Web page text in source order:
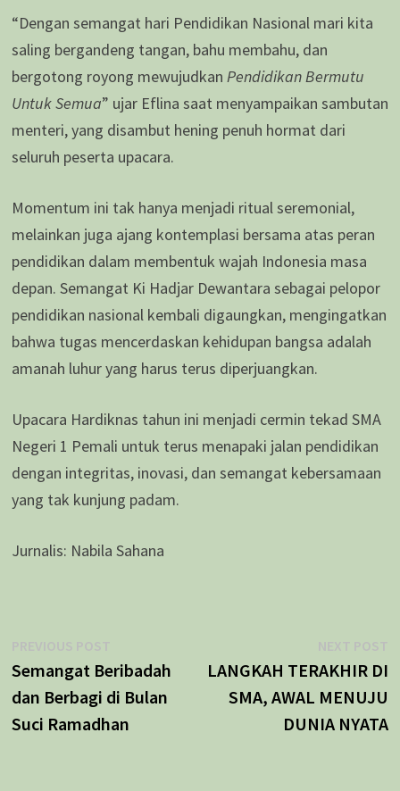
“Dengan semangat hari Pendidikan Nasional mari kita
saling bergandeng tangan, bahu membahu, dan
bergotong royong mewujudkan Pendidikan Bermutu
Untuk Semua” ujar Eflina saat menyampaikan sambutan
menteri, yang disambut hening penuh hormat dari
seluruh peserta upacara.
Momentum ini tak hanya menjadi ritual seremonial,
melainkan juga ajang kontemplasi bersama atas peran
pendidikan dalam membentuk wajah Indonesia masa
depan. Semangat Ki Hadjar Dewantara sebagai pelopor
pendidikan nasional kembali digaungkan, mengingatkan
bahwa tugas mencerdaskan kehidupan bangsa adalah
amanah luhur yang harus terus diperjuangkan.
Upacara Hardiknas tahun ini menjadi cermin tekad SMA
Negeri 1 Pemali untuk terus menapaki jalan pendidikan
dengan integritas, inovasi, dan semangat kebersamaan
yang tak kunjung padam.
Jurnalis: Nabila Sahana
Navigasi
pos
PREVIOUS POSTPrevious
post:
Semangat Beribadah
dan Berbagi di Bulan
Suci Ramadhan
NEXT POST
LANGKAH TERAKHIR DI
SMA, AWAL MENUJU
DUNIA NYATA